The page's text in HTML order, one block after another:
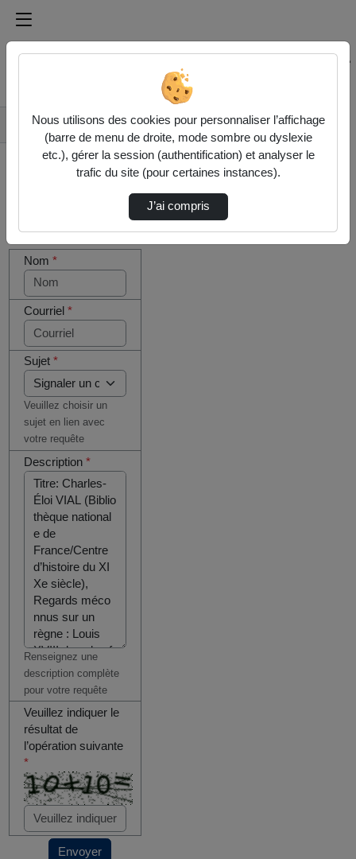
Médiathèque de l'université Paris
Rechercher un média sur Médiathèque de l'université
Accueil
Contactez nous
Votre message
Nom*
Courriel*
Sujet*
Veuillez choisir un
sujet en lien avec
votre requête
Description*
Renseignez une
description complète
pour votre requête
Veuillez indiquer le
résultat de
l’opération suivante
*
cette case
si vous
êtes un
humain en
métal
(obligatoire)
Envoyer
Nous utilisons des cookies pour personnaliser l’affichage
(barre de menu de droite, mode sombre ou dyslexie
etc.), gérer la session (authentification) et analyser le
trafic du site (pour certaines instances).
J’ai compris